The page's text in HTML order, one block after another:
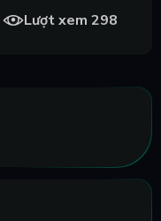
Lượt xem 298